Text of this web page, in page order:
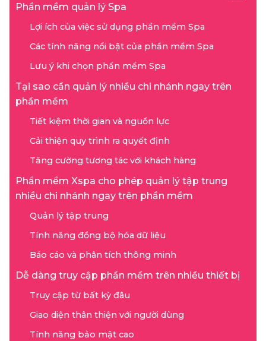
Phần mềm quản lý Spa
Lợi ích của việc sử dụng phần mềm Spa
Các tính năng nổi bật của phần mềm Spa
Lưu ý khi chọn phần mềm Spa
Tại sao cần quản lý nhiều chi nhánh ngay trên
phần mềm
Tiết kiệm thời gian và nguồn lực
Cải thiện quy trình ra quyết định
Tăng cường tương tác với khách hàng
Phần mềm Xspa cho phép quản lý tập trung
nhiều chi nhánh ngay trên phần mềm
Quản lý tập trung
Tính năng đồng bộ hóa dữ liệu
Báo cáo và phân tích thông minh
Dễ dàng truy cập phần mềm trên nhiều thiết bị
Truy cập từ bất kỳ đâu
Giao diện thân thiện với người dùng
Tính năng bảo mật cao